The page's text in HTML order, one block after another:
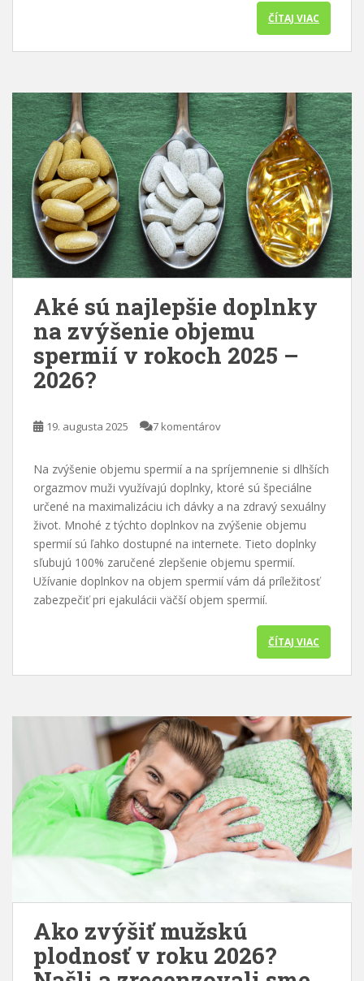
ČÍTAJ VIAC
Aké sú najlepšie doplnky
na zvýšenie objemu
spermií v rokoch 2025 –
2026?
19. augusta 2025 7 komentárov
Na zvýšenie objemu spermií a na spríjemnenie si dlhších
orgazmov muži využívajú doplnky, ktoré sú špeciálne
určené na maximalizáciu ich dávky a na zdravý sexuálny
život. Mnohé z týchto doplnkov na zvýšenie objemu
spermií sú ľahko dostupné na internete. Tieto doplnky
sľubujú 100% zaručené zlepšenie objemu spermií.
Užívanie doplnkov na objem spermií vám dá príležitosť
zabezpečiť pri ejakulácii väčší objem spermií.
ČÍTAJ VIAC
Ako zvýšiť mužskú
plodnosť v roku 2026?